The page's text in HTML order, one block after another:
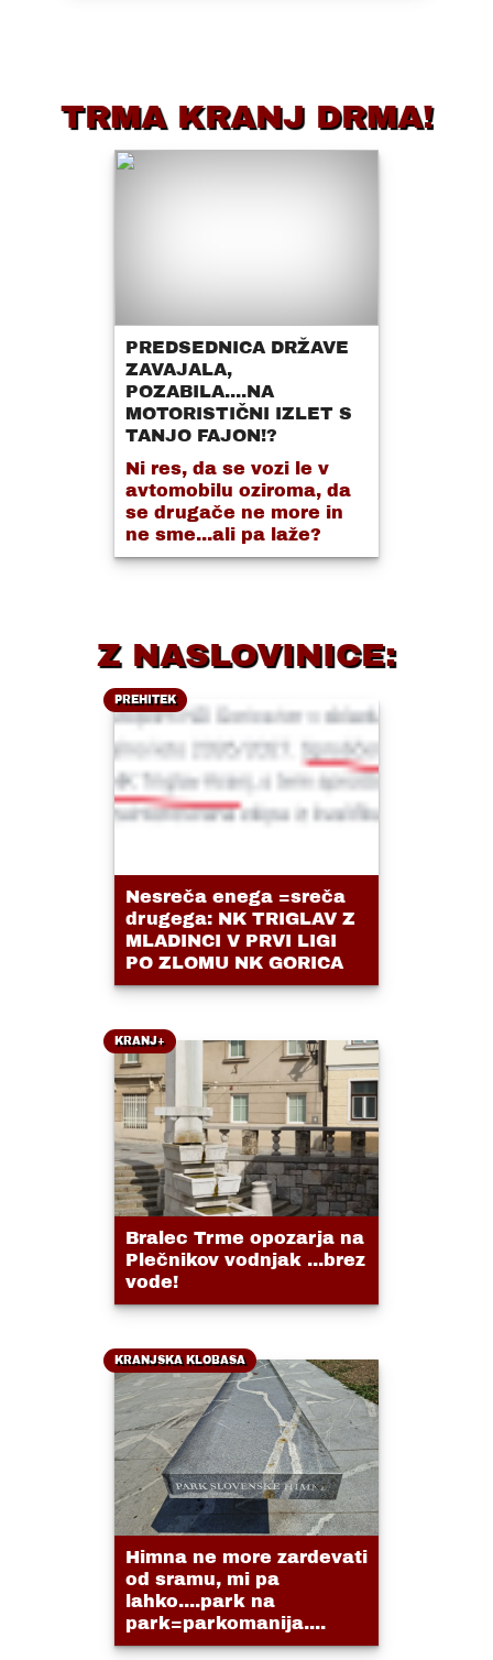
TRMA KRANJ DRMA!
PREDSEDNICA DRŽAVE
ZAVAJALA,
POZABILA....NA
MOTORISTIČNI IZLET S
TANJO FAJON!?
Ni res, da se vozi le v
avtomobilu oziroma, da
se drugače ne more in
ne sme...ali pa laže?
Z NASLOVINICE:
PREHITEK
Nesreča enega =sreča
drugega: NK TRIGLAV Z
MLADINCI V PRVI LIGI
PO ZLOMU NK GORICA
KRANJ+
Bralec Trme opozarja na
Plečnikov vodnjak ...brez
vode!
KRANJSKA KLOBASA
Himna ne more zardevati
od sramu, mi pa
lahko....park na
park=parkomanija....